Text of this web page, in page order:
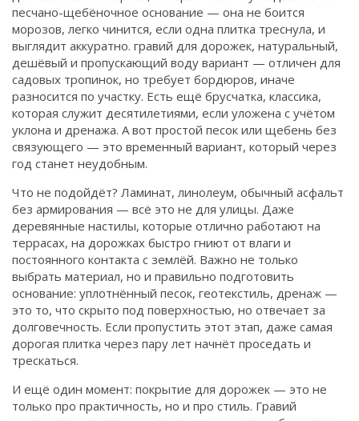
песчано-щебёночное основание — она не боится
морозов, легко чинится, если одна плитка треснула, и
выглядит аккуратно. гравий для дорожек, натуральный,
дешёвый и пропускающий воду вариант — отличен для
садовых тропинок, но требует бордюров, иначе
разносится по участку. Есть ещё брусчатка, классика,
которая служит десятилетиями, если уложена с учётом
уклона и дренажа. А вот простой песок или щебень без
связующего — это временный вариант, который через
год станет неудобным.
Что не подойдёт? Ламинат, линолеум, обычный асфальт
без армирования — всё это не для улицы. Даже
деревянные настилы, которые отлично работают на
террасах, на дорожках быстро гниют от влаги и
постоянного контакта с землёй. Важно не только
выбрать материал, но и правильно подготовить
основание: уплотнённый песок, геотекстиль, дренаж —
это то, что скрыто под поверхностью, но отвечает за
долговечность. Если пропустить этот этап, даже самая
дорогая плитка через пару лет начнёт проседать и
трескаться.
И ещё один момент: покрытие для дорожек — это не
только про практичность, но и про стиль. Гравий